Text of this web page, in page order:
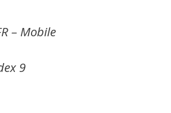
– Mobile
9